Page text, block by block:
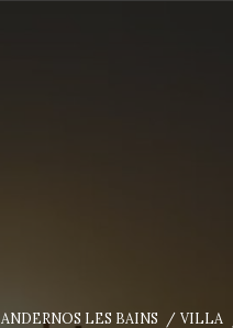
ANDERNOS LES BAINS VILLA